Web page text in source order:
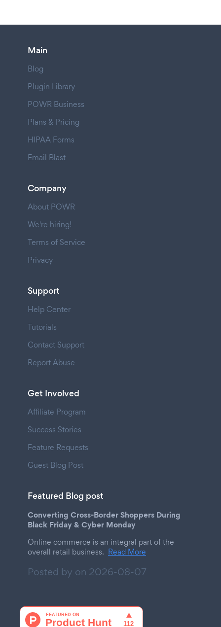
Main
Blog
Plugin Library
POWR Business
Plans & Pricing
HIPAA Forms
Email Blast
Company
About POWR
We're hiring!
Terms of Service
Privacy
Support
Help Center
Tutorials
Contact Support
Report Abuse
Get Involved
Affiliate Program
Success Stories
Feature Requests
Guest Blog Post
Featured Blog post
Converting Cross-Border Shoppers During
Black Friday & Cyber Monday
Online commerce is an integral part of the
overall retail business. Read More
Posted by on 2026-08-07